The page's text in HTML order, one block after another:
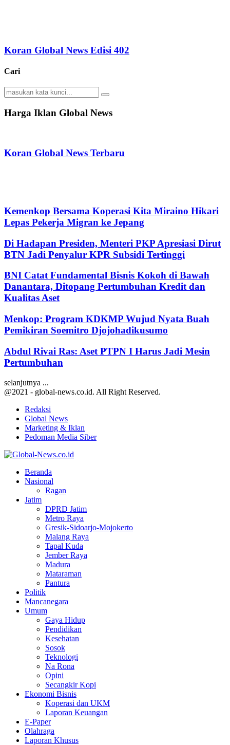
Koran Global News Edisi 402
Cari
Search
for:
Search
Harga Iklan Global News
Koran Global News Terbaru
Kemenkop Bersama Koperasi Kita Miraino Hikari
Lepas Pekerja Migran ke Jepang
Di Hadapan Presiden, Menteri PKP Apresiasi Dirut
BTN Jadi Penyalur KPR Subsidi Tertinggi
BNI Catat Fundamental Bisnis Kokoh di Bawah
Danantara, Ditopang Pertumbuhan Kredit dan
Kualitas Aset
Menkop: Program KDKMP Wujud Nyata Buah
Pemikiran Soemitro Djojohadikusumo
Abdul Rivai Ras: Aset PTPN I Harus Jadi Mesin
Pertumbuhan
selanjutnya ...
@2021 - global-news.co.id. All Right Reserved.
Redaksi
Global News
Marketing & Iklan
Pedoman Media Siber
Beranda
Nasional
Ragan
Jatim
DPRD Jatim
Metro Raya
Gresik-Sidoarjo-Mojokerto
Malang Raya
Tapal Kuda
Jember Raya
Madura
Mataraman
Pantura
Politik
Mancanegara
Umum
Gaya Hidup
Pendidikan
Kesehatan
Sosok
Teknologi
Na Rona
Opini
Secangkir Kopi
Ekonomi Bisnis
Koperasi dan UKM
Laporan Keuangan
E-Paper
Olahraga
Laporan Khusus